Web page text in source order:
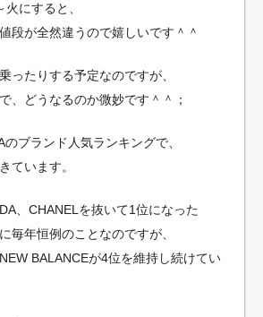
にすると、
段が全然違うので嬉しいです＾＾
ったりする予定なのですが、
、どうなるのか微妙です＾＾；
ブランド人気ランキングで、
ています。
、CHANELを抜いて1位になった
毎年恒例のことなのですが、
BALANCEが4位を維持し続けてい